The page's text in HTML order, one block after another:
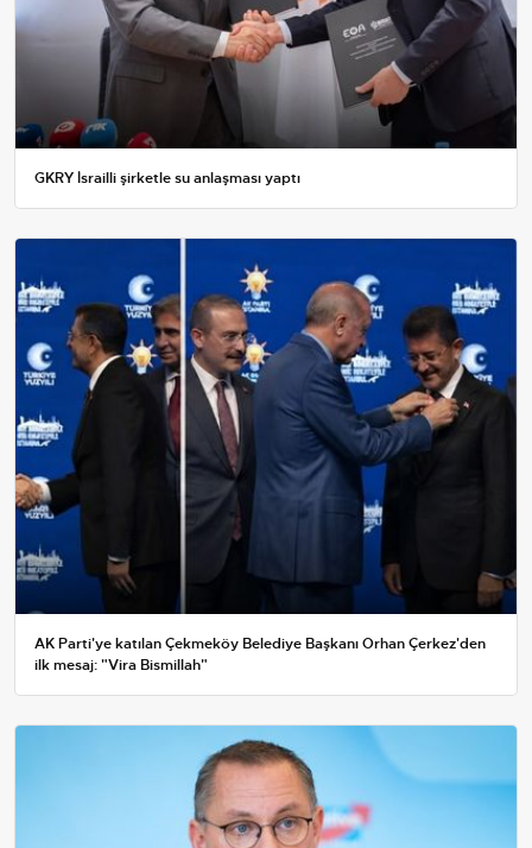
GKRY İsrailli şirketle su anlaşması yaptı
AK Parti'ye katılan Çekmeköy Belediye Başkanı Orhan Çerkez'den
ilk mesaj: "Vira Bismillah"